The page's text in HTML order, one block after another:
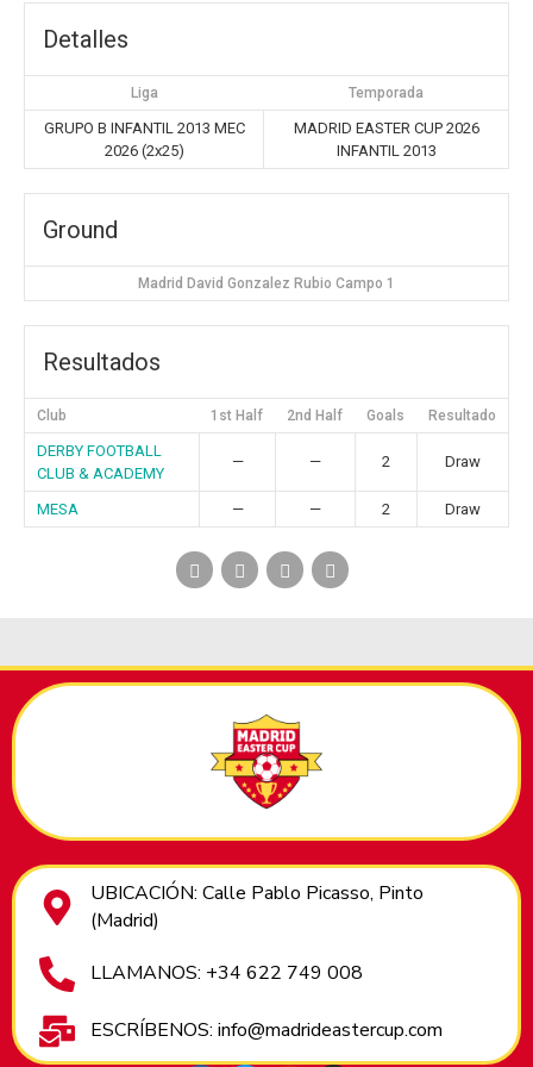
Detalles
Liga Temporada
GRUPO B INFANTIL 2013 MEC
2026 (2x25)
MADRID EASTER CUP 2026
INFANTIL 2013
Ground
Madrid David Gonzalez Rubio Campo 1
Resultados
Club 1st Half 2nd Half Goals Resultado
DERBY FOOTBALL
CLUB & ACADEMY
— — 2 Draw
MESA — — 2 Draw
UBICACIÓN: Calle Pablo Picasso, Pinto
(Madrid)
LLAMANOS: +34 622 749 008
ESCRÍBENOS: info@madrideastercup.com